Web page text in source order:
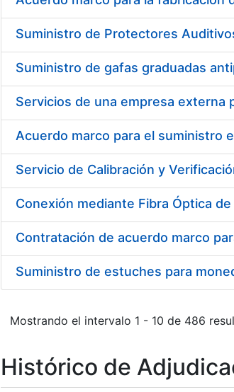
Mostrar/Ocultar
Acuerdo marco para el suministro
Suministro de estuches para
Mostrando el intervalo 1 - 10 de 486
Histórico de